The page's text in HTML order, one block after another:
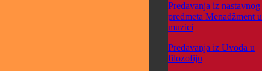
Predavanja iz nastavnog
predmeta Menadžment u
muzici
Predavanja iz Uvoda u
filozofiju